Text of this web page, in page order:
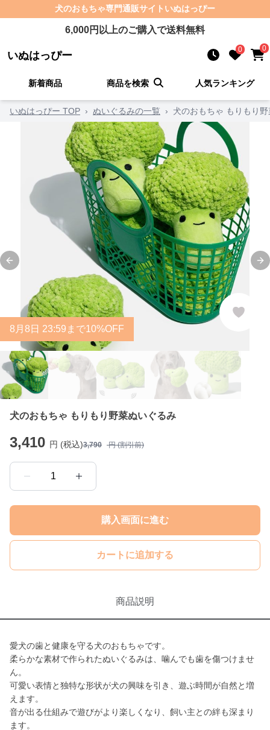
犬のおもちゃ専門通販サイト いぬはっぴー
6,000円以上のご購入で送料無料
いぬはっぴー 0 0
新着商品 商品を検索 人気ランキング
いぬはっぴー TOP › ぬいぐるみの一覧 › 犬のおもちゃ もりもり
Previous slide
8 月 8 日 23:59まで10%OFF
犬のおもちゃ もりもり野菜ぬいぐるみ
3,410 円 (税込)3,790 円 (割引前)
1
購入画面に進む
カートに追加する
商品説明
愛犬の歯と健康を守る犬のおもちゃです。
柔らかな素材で作られたぬいぐるみは、噛んでも歯を傷つけませ
ん。
可愛い表情と独特な形状が犬の興味を引き、遊ぶ時間が自然と増
えます。
音が出る仕組みで遊びがより楽しくなり、飼い主との絆も深まり
ます。